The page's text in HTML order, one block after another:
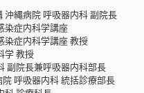
縄病院 呼吸器内科 副院長
症内科学講座
症内科学講座 教授
教授
院長兼呼吸器内科部長
呼吸器内科 統括診療部長